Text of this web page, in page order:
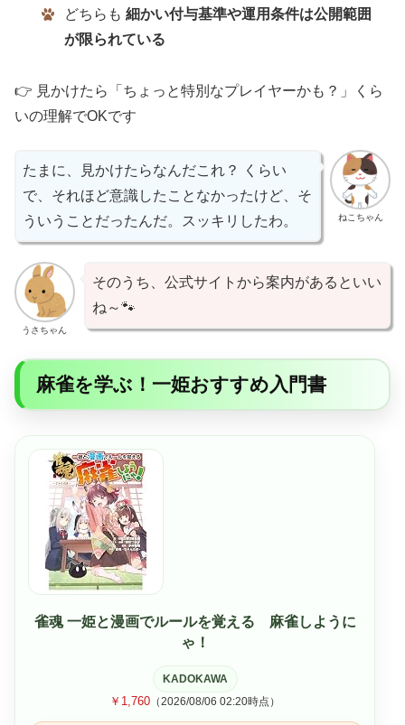
どちらも 細かい付与基準や運用条件は公開範囲
が限られている
👉 見かけたら「ちょっと特別なプレイヤーかも？」くら
いの理解でOKです
ねこちゃん
たまに、見かけたらなんだこれ？ くらい
で、それほど意識したことなかったけど、そ
ういうことだったんだ。スッキリしたわ。
うさちゃん
そのうち、公式サイトから案内があるといい
ね～🐾
麻雀を学ぶ！一姫おすすめ入門書
雀魂 一姫と漫画でルールを覚える 麻雀しように
ゃ！
KADOKAWA
￥1,760 （2026/08/06 02:20時点）